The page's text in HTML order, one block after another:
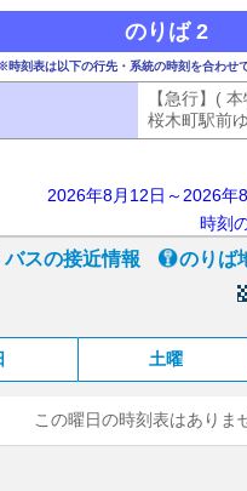
のりば 2
時刻表は以下の行先・系統の時刻を合わせ
【急行】(
桜木町駅前
2026年8月12日～2026年
時刻
バスの接近情報 のりば
土曜
この曜日の時刻表はありま